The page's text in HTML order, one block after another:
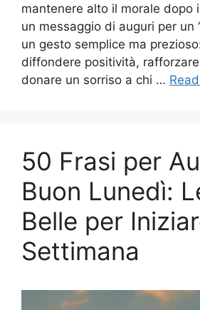
mantenere alto il morale dopo
un messaggio di auguri per un
un gesto semplice ma
diffondere positività,
donare un sorriso a chi …
50 Frasi per
Buon Lunedì:
Belle per
Settimana